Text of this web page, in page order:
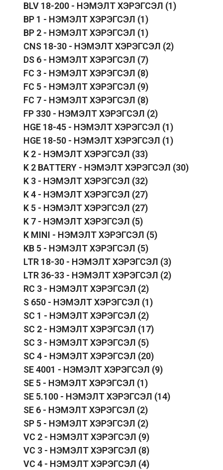
BLV 18-200 - НЭМЭЛТ ХЭРЭГСЭЛ (1)
BP 1 - НЭМЭЛТ ХЭРЭГСЭЛ (1)
BP 2 - НЭМЭЛТ ХЭРЭГСЭЛ (1)
CNS 18-30 - НЭМЭЛТ ХЭРЭГСЭЛ (2)
DS 6 - НЭМЭЛТ ХЭРЭГСЭЛ (7)
FC 3 - НЭМЭЛТ ХЭРЭГСЭЛ (8)
FC 5 - НЭМЭЛТ ХЭРЭГСЭЛ (9)
FC 7 - НЭМЭЛТ ХЭРЭГСЭЛ (8)
FP 330 - НЭМЭЛТ ХЭРЭГСЭЛ (2)
HGE 18-45 - НЭМЭЛТ ХЭРЭГСЭЛ (1)
HGE 18-50 - НЭМЭЛТ ХЭРЭГСЭЛ (1)
K 2 - НЭМЭЛТ ХЭРЭГСЭЛ (33)
K 2 BATTERY - НЭМЭЛТ ХЭРЭГСЭЛ (30)
K 3 - НЭМЭЛТ ХЭРЭГСЭЛ (32)
K 4 - НЭМЭЛТ ХЭРЭГСЭЛ (27)
K 5 - НЭМЭЛТ ХЭРЭГСЭЛ (27)
K 7 - НЭМЭЛТ ХЭРЭГСЭЛ (5)
K MINI - НЭМЭЛТ ХЭРЭГСЭЛ (5)
KB 5 - НЭМЭЛТ ХЭРЭГСЭЛ (5)
LTR 18-30 - НЭМЭЛТ ХЭРЭГСЭЛ (3)
LTR 36-33 - НЭМЭЛТ ХЭРЭГСЭЛ (2)
RC 3 - НЭМЭЛТ ХЭРЭГСЭЛ (2)
S 650 - НЭМЭЛТ ХЭРЭГСЭЛ (1)
SC 1 - НЭМЭЛТ ХЭРЭГСЭЛ (2)
SC 2 - НЭМЭЛТ ХЭРЭГСЭЛ (17)
SC 3 - НЭМЭЛТ ХЭРЭГСЭЛ (5)
SC 4 - НЭМЭЛТ ХЭРЭГСЭЛ (20)
SE 4001 - НЭМЭЛТ ХЭРЭГСЭЛ (9)
SE 5 - НЭМЭЛТ ХЭРЭГСЭЛ (1)
SE 5.100 - НЭМЭЛТ ХЭРЭГСЭЛ (14)
SE 6 - НЭМЭЛТ ХЭРЭГСЭЛ (2)
SP 5 - НЭМЭЛТ ХЭРЭГСЭЛ (2)
VC 2 - НЭМЭЛТ ХЭРЭГСЭЛ (9)
VC 3 - НЭМЭЛТ ХЭРЭГСЭЛ (8)
VC 4 - НЭМЭЛТ ХЭРЭГСЭЛ (4)